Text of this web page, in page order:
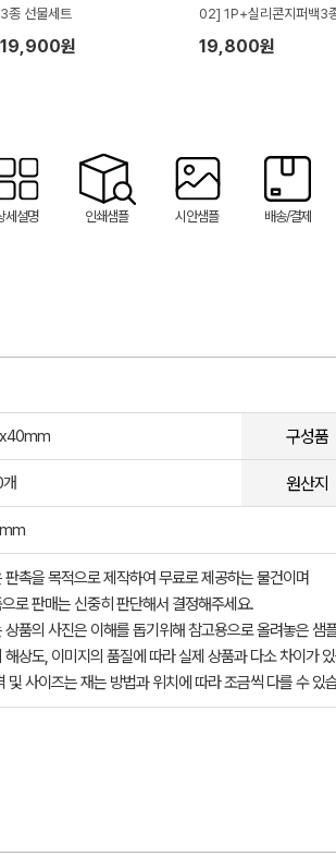
3종 선물세트
19,900원
02] 1P+실리콘지퍼백3
콘 브러시 설거지 수세미
고무장갑 1P 세트
19,800원
세설명 인쇄샘플 시안샘플 배송/결제
구성품
원산지
판촉을 목적으로 제작하여 무료로 제공하는 물건이며
로 판매는 신중히 판단해서 결정해주세요.
상품의 사진은 이해를 돕기위해 참고용으로 올려놓은 샘
해상도, 이미지의 품질에 따라 실제 상품과 다소 차이가
및 사이즈는 재는 방법과 위치에 따라 조금씩 다를 수 있